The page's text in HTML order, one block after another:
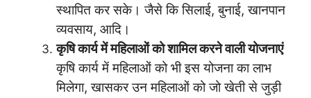
स्थापित कर सके। जैसे कि सिलाई, बुनाई, खानपान
व्यवसाय, आदि।
कृषि कार्य में महिलाओं को शामिल करने वाली योजनाएं
कृषि कार्य में महिलाओं को भी इस योजना का लाभ
मिलेगा, खासकर उन महिलाओं को जो खेती से जुड़ी